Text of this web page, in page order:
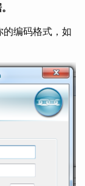
编码格式，如